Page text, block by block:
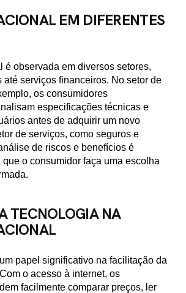
EM DIFERENTES
é observada em diversos setores,
até serviços financeiros. No setor de
os consumidores
especificações técnicas e
antes de adquirir um novo
de serviços, como seguros e
de riscos e benefícios é
o consumidor faça uma escolha
TECNOLOGIA NA
papel significativo na facilitação da
o acesso à internet, os
facilmente comparar preços, ler